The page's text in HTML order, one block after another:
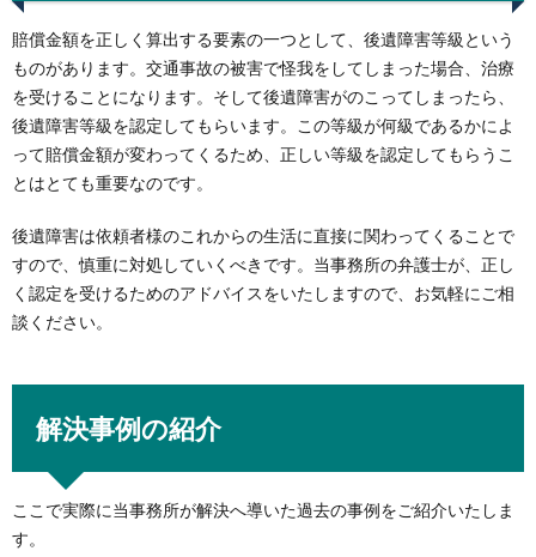
賠償金額を正しく算出する要素の一つとして、後遺障害等級という
ものがあります。交通事故の被害で怪我をしてしまった場合、治療
を受けることになります。そして後遺障害がのこってしまったら、
後遺障害等級を認定してもらいます。この等級が何級であるかによ
って賠償金額が変わってくるため、正しい等級を認定してもらうこ
とはとても重要なのです。
後遺障害は依頼者様のこれからの生活に直接に関わってくることで
すので、慎重に対処していくべきです。当事務所の弁護士が、正し
く認定を受けるためのアドバイスをいたしますので、お気軽にご相
談ください。
解決事例の紹介
ここで実際に当事務所が解決へ導いた過去の事例をご紹介いたしま
す。